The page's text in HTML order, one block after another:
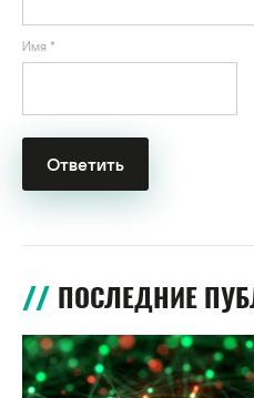
Имя *
ПОСЛЕДНИЕ